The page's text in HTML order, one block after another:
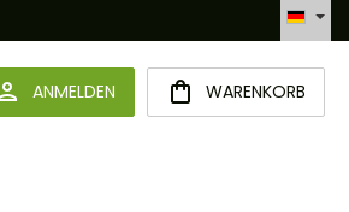
0 PRODUKTE AUF DEM MERKZETTEL
ANMELDEN WARENKORB